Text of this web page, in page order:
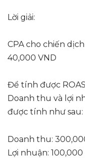
Lời giải:
CPA cho chiến
40,000 VND
Để tính được
Doanh thu và lợi
được tính như sau:
Doanh thu:
Lợi nhuận: